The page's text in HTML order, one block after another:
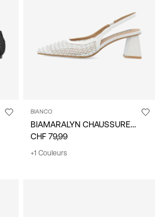
BIANCO
BIAMARALYN CHAUSSURES À BRIDE ARRIÈRE
CHF 79,99
+1 Couleurs